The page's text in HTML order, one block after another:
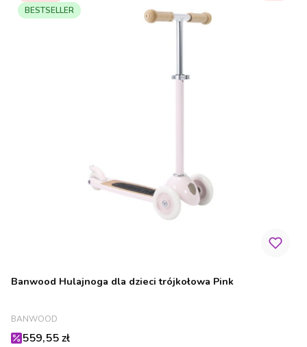
BESTSELLER
Banwood Hulajnoga dla dzieci trójkołowa Pink
PRODUCENT
BANWOOD
Cena promocyjna
559,55 zł